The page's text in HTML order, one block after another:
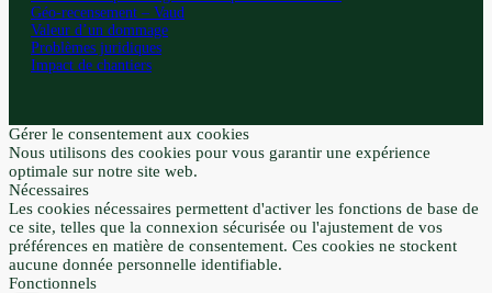
Géo-recensement – Vaud
Valeur d’un dommage
Problèmes juridiques
Impact de chantiers
Gérer le consentement aux cookies
Nous utilisons des cookies pour vous garantir une expérience
optimale sur notre site web.
Nécessaires
Les cookies nécessaires permettent d'activer les fonctions de base de
ce site, telles que la connexion sécurisée ou l'ajustement de vos
préférences en matière de consentement. Ces cookies ne stockent
aucune donnée personnelle identifiable.
Fonctionnels